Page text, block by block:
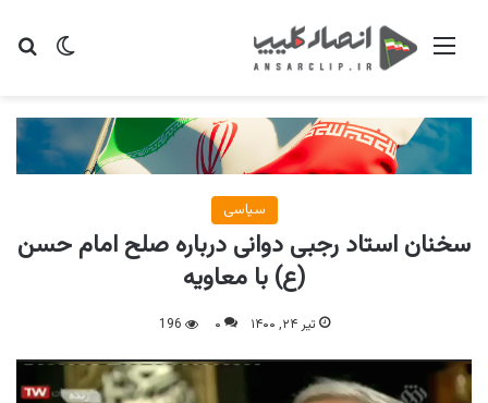
تغییر منو
سیاسی
سخنان استاد رجبی دوانی درباره صلح امام حسن
(ع) با معاویه
تیر ۲۴, ۱۴۰۰ ۰ 196
نمایشگر
ویدیو